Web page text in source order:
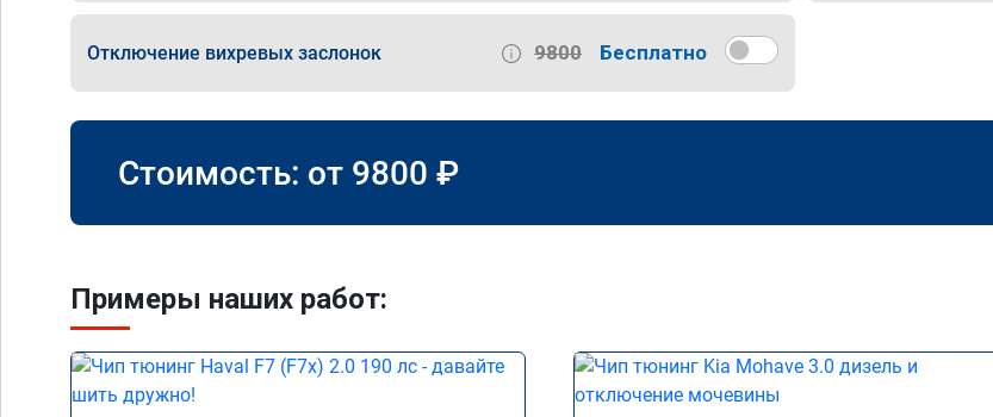
Отключение вихревых заслонок 9800 Бесплатно
Стоимость: от 9800 ₽
Примеры наших работ: